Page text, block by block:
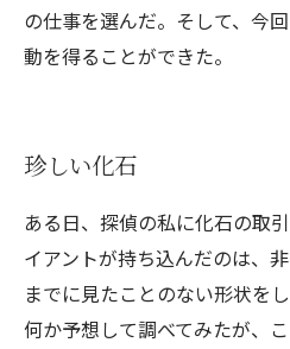
の仕事を選んだ。そして、今
動を得ることができた。
珍しい化石
ある日、探偵の私に化石の取
イアントが持ち込んだのは、
までに見たことのない形状を
何か予想して調べてみたが、